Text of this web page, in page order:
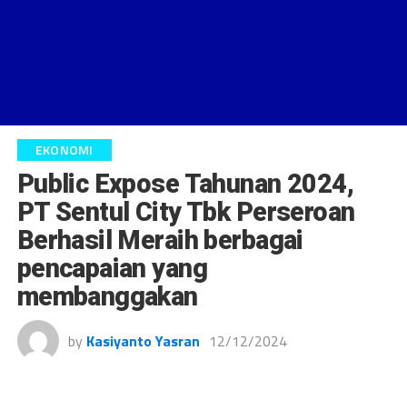
EKONOMI
Public Expose Tahunan 2024,
PT Sentul City Tbk Perseroan
Berhasil Meraih berbagai
pencapaian yang
membanggakan
by Kasiyanto Yasran 12/12/2024